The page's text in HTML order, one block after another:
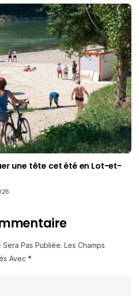
une tête cet été en Lot-et-
Pas Publiée. Les Champs
Avec *